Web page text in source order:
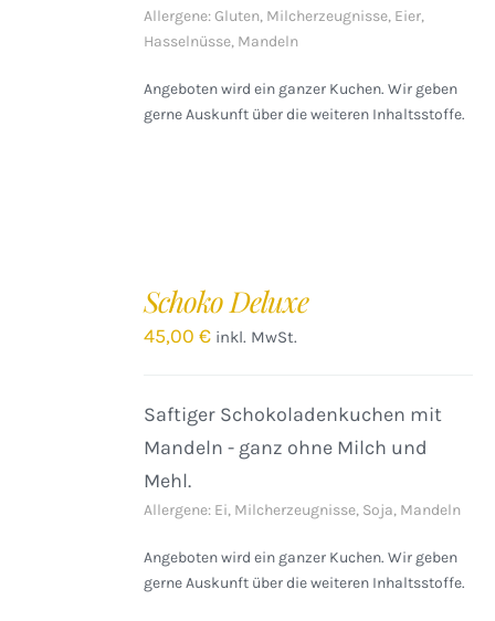
Allergene: Gluten, Milcherzeugnisse, Eier,
Hasselnüsse, Mandeln
Angeboten wird ein ganzer Kuchen. Wir geben
gerne Auskunft über die weiteren Inhaltsstoffe.
Schoko Deluxe
45,00€ inkl. MwSt.
Saftiger Schokoladenkuchen mit
Mandeln - ganz ohne Milch und
Mehl.
Allergene: Ei, Milcherzeugnisse, Soja, Mandeln
Angeboten wird ein ganzer Kuchen. Wir geben
gerne Auskunft über die weiteren Inhaltsstoffe.